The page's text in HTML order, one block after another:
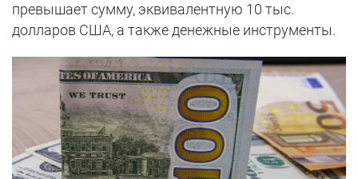
превышает сумму, эквивалентную 10 тыс.
долларов США, а также денежные инструменты.